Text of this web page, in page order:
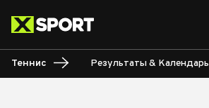
Теннис Результаты & Календарь